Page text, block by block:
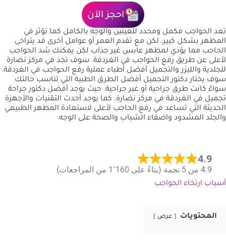
احجز الآن
تعد الحواجب مكمل ومحدد للعينين والوجه بالكامل كما تؤثر في
المظهر بشكل كبير، لكن مع تقدم العمر أو عوامل أخرى قد يتراخى
الحاجب مما يؤدي لمظهر عابس غير جذاب لكن يمكنك شد الحواجب
لأعلى عن طريق رفع الحواجب في الغردقة. سوف تجد في مركز نضارة
للجلدية والليزر والتجميل أفضل أطباء عملية رفع الحواجب في الغردقة.
سوف يختار دكتور التجميل أفضل الطرق الطبية التي تناسب حالتك
سواءً كانت طرق جراحية أو غير جراحية. حيث يوجد أفضل دكتور جراحة
تجميل في الغردقة في مركز نضارة. كما يوجد أحدث التقنيات والأجهزة
الحديثة التي تساعد في رفع الحاجب لأعلى لاستعادة المظهر الطبيعي
والجلد المشدود واضفاء الشباب والصحة على الوجه.
4.9
4.9 من 5 نجمة (بناءً على 1٬160 من المراجعات)
أسباب ارتخاء الحواجب
المحتويات عرض